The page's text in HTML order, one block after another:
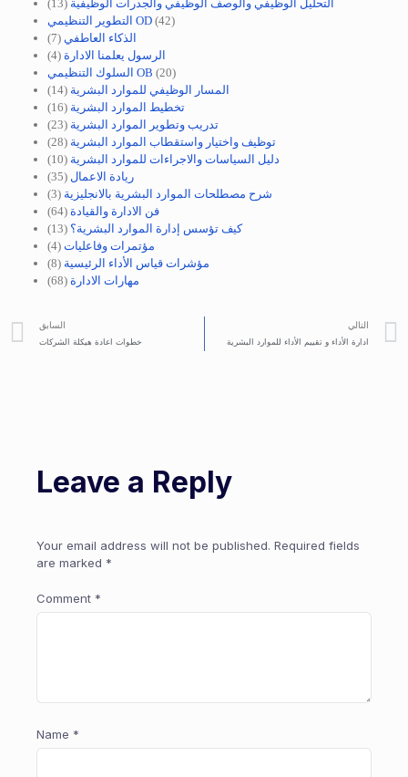
التحليل الوظيفي والوصف الوظيفي والجدرات الوظيفية (13)
التطوير التنظيمي OD (42)
الذكاء العاطفي (7)
الرسول يعلمنا الادارة (4)
السلوك التنظيمي OB (20)
المسار الوظيفي للموارد البشرية (14)
تخطيط الموارد البشرية (16)
تدريب وتطوير الموارد البشرية (23)
توظيف واختيار واستقطاب الموارد البشرية (28)
دليل السياسات والاجراءات للموارد البشرية (10)
ريادة الاعمال (35)
شرح مصطلحات الموارد البشرية بالانجليزية (3)
فن الادارة والقيادة (64)
كيف تؤسس إدارة الموارد البشرية؟ (13)
مؤتمرات وفاعليات (4)
مؤشرات قياس الأداء الرئيسية (8)
مهارات الادارة (68)
السابق
خطوات اعادة هيكلة الشركات
التالي
ادارة الأداء و تقييم الأداء للموارد البشرية
Leave a Reply
Your email address will not be published. Required fields
are marked *
Comment *
Name *